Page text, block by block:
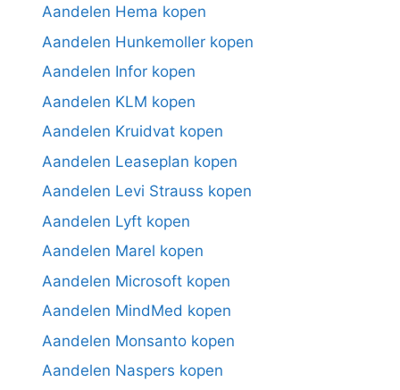
Aandelen Hema kopen
Aandelen Hunkemoller kopen
Aandelen Infor kopen
Aandelen KLM kopen
Aandelen Kruidvat kopen
Aandelen Leaseplan kopen
Aandelen Levi Strauss kopen
Aandelen Lyft kopen
Aandelen Marel kopen
Aandelen Microsoft kopen
Aandelen MindMed kopen
Aandelen Monsanto kopen
Aandelen Naspers kopen